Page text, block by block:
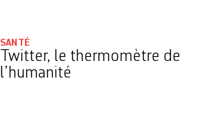
SANTÉ
Twitter, le thermomètre de
l’humanité